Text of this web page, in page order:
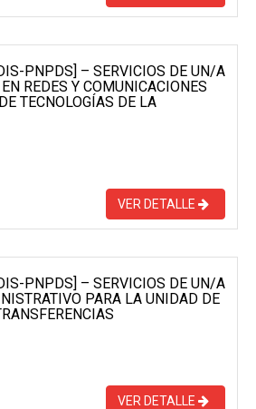
PNPDS] – SERVICIOS DE UN/A
REDES Y COMUNICACIONES
TECNOLOGÍAS DE LA
VER DETALLE
PNPDS] – SERVICIOS DE UN/A
PARA LA UNIDAD DE
VER DETALLE